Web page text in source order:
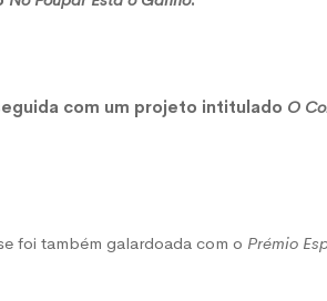
com um projeto intitulado O
foi também galardoada com o Prémio